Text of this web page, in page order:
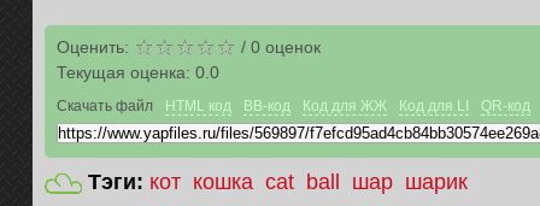
Оценить: / 0оценок
Текущая оценка: 0.0
Скачать файл HTML код BB-код Код для ЖЖ Код для LI QR-код
Тэги: кот кошка cat ball шар шарик